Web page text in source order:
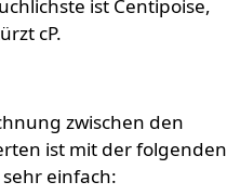
ist Centipoise,
cP.
zwischen den
ist mit der folgenden
einfach: